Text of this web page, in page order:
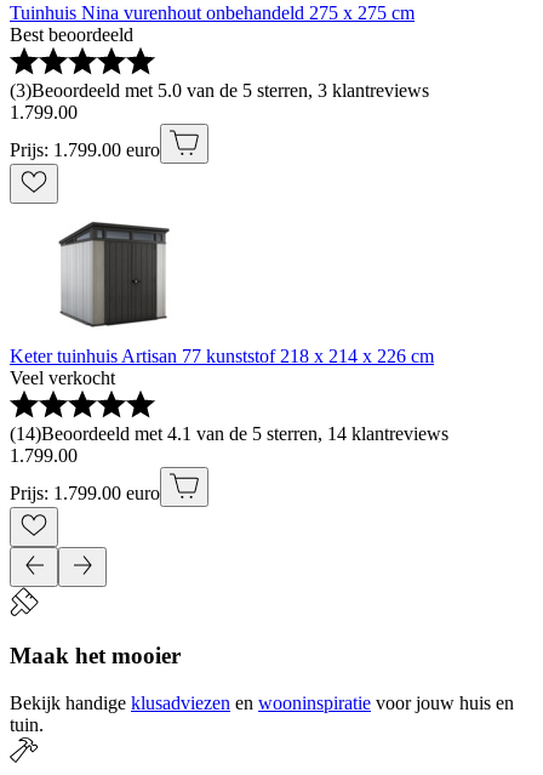
Tuinhuis Nina vurenhout onbehandeld 275 x 275 cm
Best beoordeeld
(3)Beoordeeld met 5.0 van de 5 sterren, 3 klantreviews
1 .799.00
Prijs: 1.799.00 euro
Keter tuinhuis Artisan 77 kunststof 218 x 214 x 226 cm
Veel verkocht
(14)Beoordeeld met 4.1 van de 5 sterren, 14 klantreviews
1 .799.00
Prijs: 1.799.00 euro
Maak het mooier
Bekijk handige klusadviezen en wooninspiratie voor jouw huis en
tuin.